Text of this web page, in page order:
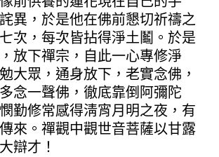
異，於是他在佛前懇切祈禱之
次，每次皆拈得淨土鬮。於是
放下禪宗，自此一心專修淨
大眾，通身放下，老實念佛，
念一聲佛，徹底靠倒阿彌陀
勤修常感得淸宵月明之夜，有
來。禪觀中觀世音菩薩以甘露
辯才！